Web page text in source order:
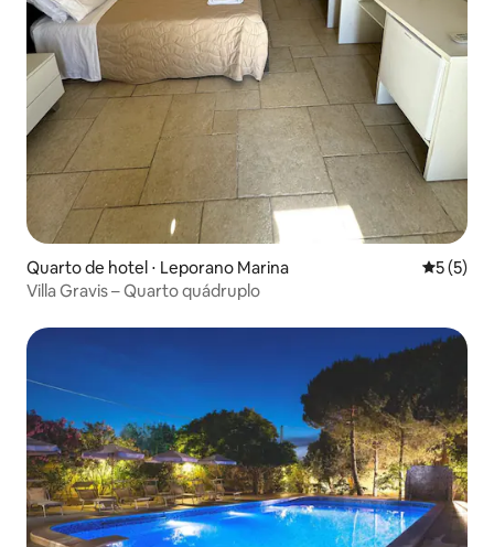
Quarto de hotel ⋅ Leporano Marina 5 de
5 (5)
Villa Gravis – Quarto quádruplo